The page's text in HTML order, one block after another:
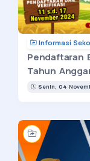
Informasi
Pendaftaran
Tahun
Senin, 04